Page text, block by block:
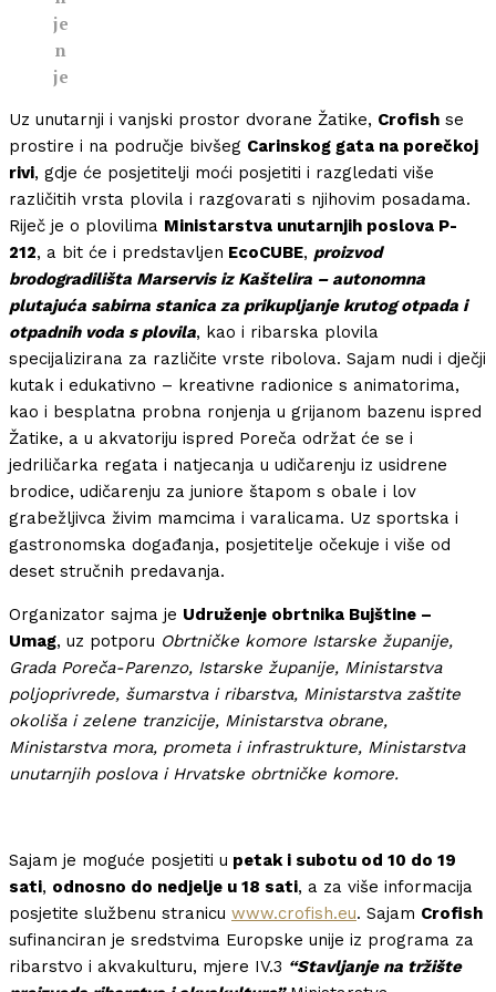
je
n
je
Uz unutarnji i vanjski prostor dvorane Žatike, Crofish se
prostire i na područje bivšeg Carinskog gata na porečkoj
rivi, gdje će posjetitelji moći posjetiti i razgledati više
različitih vrsta plovila i razgovarati s njihovim posadama.
Riječ je o plovilima Ministarstva unutarnjih poslova P-
212, a bit će i predstavljen EcoCUBE, proizvod
brodogradilišta Marservis iz Kaštelira – autonomna
plutajuća sabirna stanica za prikupljanje krutog otpada i
otpadnih voda s plovila, kao i ribarska plovila
specijalizirana za različite vrste ribolova. Sajam nudi i dječji
kutak i edukativno – kreativne radionice s animatorima,
kao i besplatna probna ronjenja u grijanom bazenu ispred
Žatike, a u akvatoriju ispred Poreča održat će se i
jedriličarka regata i natjecanja u udičarenju iz usidrene
brodice, udičarenju za juniore štapom s obale i lov
grabežljivca živim mamcima i varalicama. Uz sportska i
gastronomska događanja, posjetitelje očekuje i više od
deset stručnih predavanja.
Organizator sajma je Udruženje obrtnika Bujštine –
Umag, uz potporu Obrtničke komore Istarske županije,
Grada Poreča-Parenzo, Istarske županije, Ministarstva
poljoprivrede, šumarstva i ribarstva, Ministarstva zaštite
okoliša i zelene tranzicije, Ministarstva obrane,
Ministarstva mora, prometa i infrastrukture, Ministarstva
unutarnjih poslova i Hrvatske obrtničke komore.
Sajam je moguće posjetiti u petak i subotu od 10 do 19
sati, odnosno do nedjelje u 18 sati, a za više informacija
posjetite službenu stranicu www.crofish.eu. Sajam Crofish
sufinanciran je sredstvima Europske unije iz programa za
ribarstvo i akvakulturu, mjere IV.3 “Stavljanje na tržište